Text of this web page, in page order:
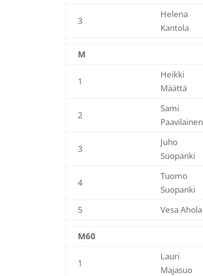
3
Helena
Kantola
M
1
Heikki
Määttä
2
Sami
Paavilainen
3
Juho
Suopanki
4
Tuomo
Suopanki
5 Vesa Ahola
M60
1
Lauri
Majasuo